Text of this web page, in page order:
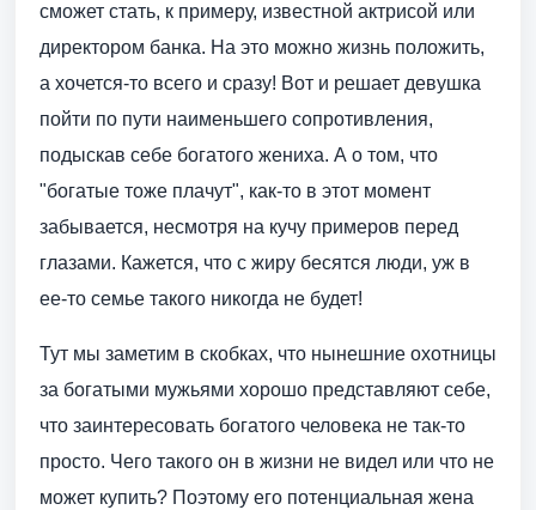
сможет стать, к примеру, известной актрисой или
директором банка. На это можно жизнь положить,
а хочется-то всего и сразу! Вот и решает девушка
пойти по пути наименьшего сопротивления,
подыскав себе богатого жениха. А о том, что
"богатые тоже плачут", как-то в этот момент
забывается, несмотря на кучу примеров перед
глазами. Кажется, что с жиру бесятся люди, уж в
ее-то семье такого никогда не будет!
Тут мы заметим в скобках, что нынешние охотницы
за богатыми мужьями хорошо представляют себе,
что заинтересовать богатого человека не так-то
просто. Чего такого он в жизни не видел или что не
может купить? Поэтому его потенциальная жена